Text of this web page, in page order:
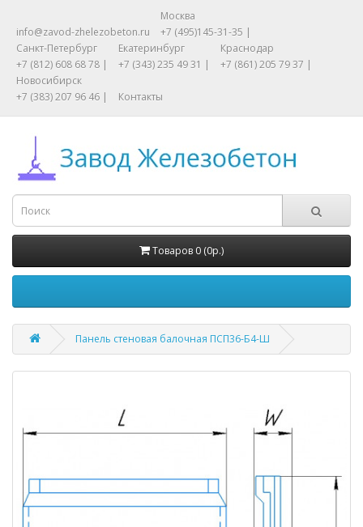
info@zavod-zhelezobeton.ru
Москва
+7 (495)145-31-35 |
Санкт-Петербург
+7 (812) 608 68 78 |
Екатеринбург
+7 (343) 235 49 31 |
Краснодар
+7 (861) 205 79 37 |
Новосибирск
+7 (383) 207 96 46 |
Контакты
Товаров 0 (0р.)
Панель стеновая балочная ПСП36-Б4-Ш